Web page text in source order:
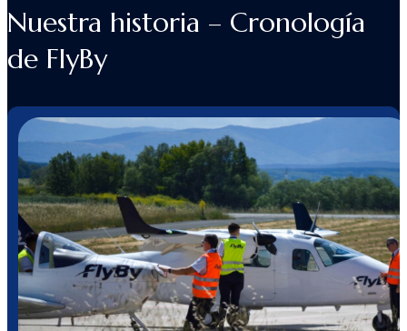
Nuestra historia – Cronología
de FlyBy